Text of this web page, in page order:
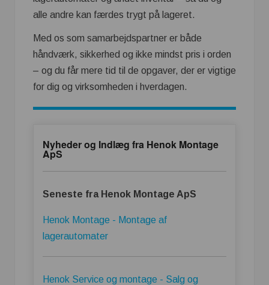
alle andre kan færdes trygt på lageret.
Med os som samarbejdspartner er både
håndværk, sikkerhed og ikke mindst pris i orden
– og du får mere tid til de opgaver, der er vigtige
for dig og virksomheden i hverdagen.
Nyheder og Indlæg fra Henok Montage
ApS
Seneste fra Henok Montage ApS
Henok Montage - Montage af
lagerautomater
Henok Service og montage - Salg og